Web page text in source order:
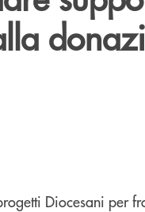
Diocesani per